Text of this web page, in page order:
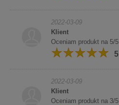
2022-03-09
Klient
Oceniam produkt na 5/5
5
2022-03-09
Klient
Oceniam produkt na 3/5